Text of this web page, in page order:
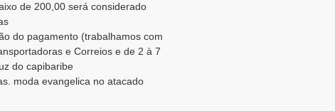
de 200,00 será considerado
do pagamento (trabalhamos com
e Correios e de 2 à 7
do capibaribe
moda evangelica no atacado